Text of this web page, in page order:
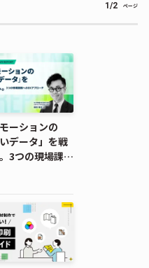
1/2 ページ
ーションの
いデータ」を戦
3つの現場課題
ローチ｜